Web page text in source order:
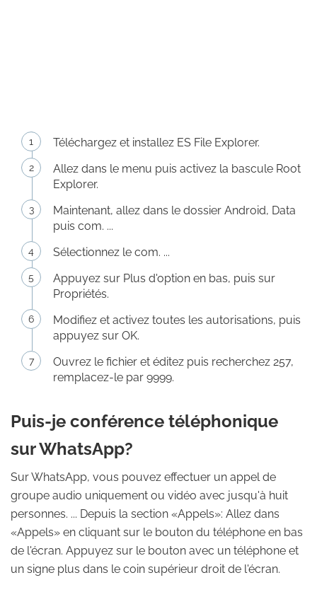
Téléchargez et installez ES File Explorer.
Allez dans le menu puis activez la bascule Root
Explorer.
Maintenant, allez dans le dossier Android, Data
puis com. ...
Sélectionnez le com. ...
Appuyez sur Plus d'option en bas, puis sur
Propriétés.
Modifiez et activez toutes les autorisations, puis
appuyez sur OK.
Ouvrez le fichier et éditez puis recherchez 257,
remplacez-le par 9999.
Puis-je conférence téléphonique
sur WhatsApp?
Sur WhatsApp, vous pouvez effectuer un appel de
groupe audio uniquement ou vidéo avec jusqu'à huit
personnes. ... Depuis la section «Appels»: Allez dans
«Appels» en cliquant sur le bouton du téléphone en bas
de l'écran. Appuyez sur le bouton avec un téléphone et
un signe plus dans le coin supérieur droit de l'écran.